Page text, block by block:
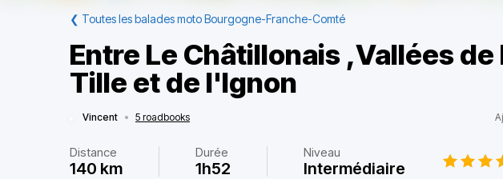
❮ Toutes les balades moto Bourgogne-Franche-Comté
Entre Le Châtillonais ,Vallées de
Tille et de l'Ignon
Vincent • 5 roadbooks
Distance
140 km
Durée
1h52
Niveau
Intermédiaire